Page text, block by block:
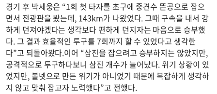
경기 후 박세웅은 “1회 첫 타자를 초구에 중견수 뜬공으로 잡으
면서 전광판을 봤는데, 143km가 나왔었다. 그때 구속을 내서 강
하게 던져야겠다는 생각보다 편하게 던지자는 마음으로 승부했
다. 그 결과 효율적인 투구를 7회까지 할 수 있었다고 생각한
다”고 되돌아봤다.이어 “삼진을 잡으려고 승부하지는 않았지만,
공격적으로 투구하다보니 삼진 개수가 늘어났다. 위기 상황이 있
었지만, 볼넷으로 만든 위기가 아니었기 때문에 복잡하게 생각하
지 않고 맞춰 잡고자 노력했다”고 전했다.